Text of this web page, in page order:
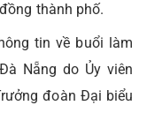
thành phố.
tin về buổi làm
Nẵng do Ủy viên
đoàn Đại biểu